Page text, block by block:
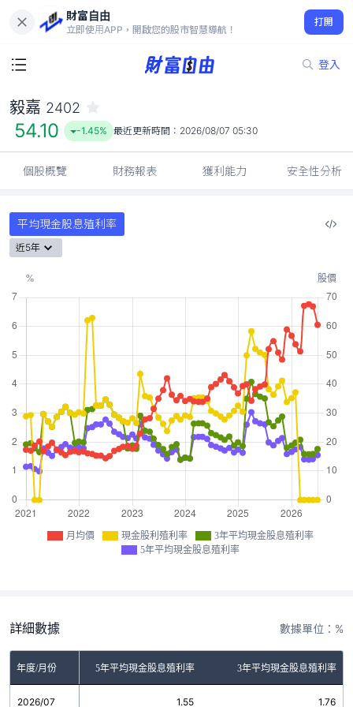
財富自由
立即使用APP，開啟您的股市智慧導航！
打開
登入
54.10
-1.45%
毅嘉 2402
54.10 -1.45% 最近更新時間： 2026/08/07 05:30
個股概覽 財務報表 獲利能力 安全性分析
平均現金股息殖利率
近5年
月均價 現金股利殖利率
3年平均現金股息殖利率
5年平均現金股息殖利率
詳細數據 數據單位：%
年度/月份
股利殖利率 5年平均現金股息殖利率 3年平均現金股息殖利率
2026/07
0.00 1.55 1.76